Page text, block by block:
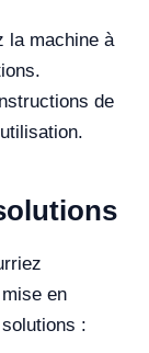
la machine à
de
en
: